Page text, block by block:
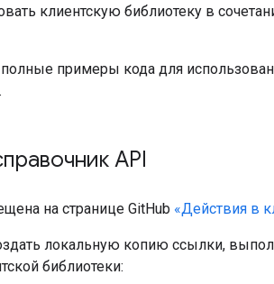
клиентскую библиотеку в
полные примеры кода для
.
API
на странице GitHub «Действия в
локальную копию ссылки,
библиотеки: